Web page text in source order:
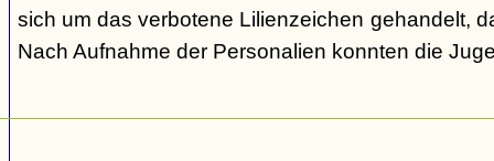
sich um das verbotene Lilienzeichen gehandelt,
Nach Aufnahme der Personalien konnten die